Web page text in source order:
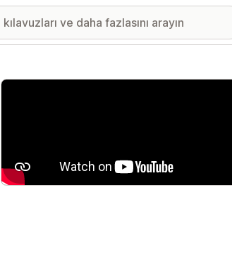
Öne çıkan görsel galerisi